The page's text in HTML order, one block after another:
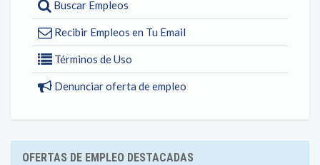
Buscar Empleos
Recibir Empleos en Tu Email
Términos de Uso
Denunciar oferta de empleo
OFERTAS DE EMPLEO DESTACADAS